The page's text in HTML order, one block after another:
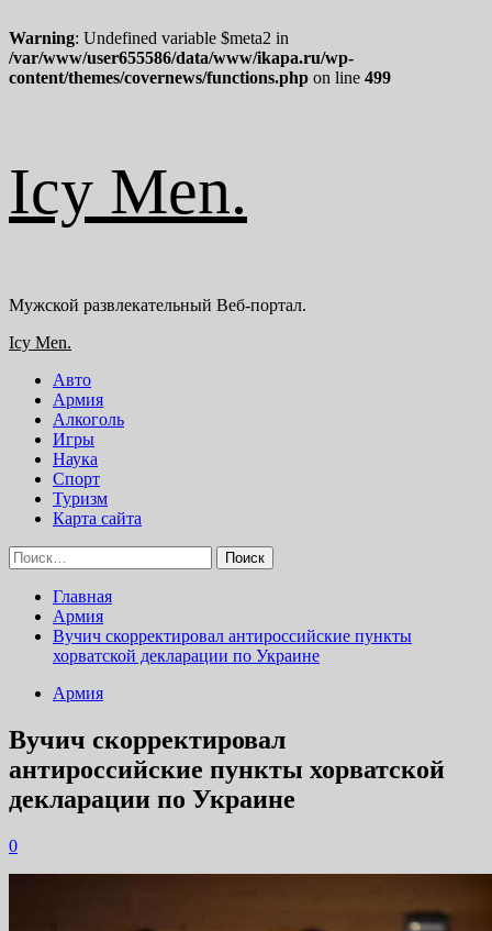
Warning: Undefined variable $meta2 in
/var/www/user655586/data/www/ikapa.ru/wp-
content/themes/covernews/functions.php on line 499
содержимому
Icy Men.
Мужской развлекательный Веб-портал.
Основное
Icy Men.
Авто
Армия
Алкоголь
Игры
Наука
Спорт
Туризм
Карта сайта
Найти:
Главная
Армия
Вучич скорректировал антироссийские пункты
хорватской декларации по Украине
Армия
Вучич скорректировал
антироссийские пункты хорватской
декларации по Украине
0